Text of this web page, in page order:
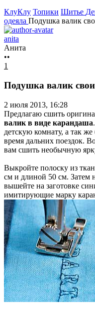
КлуКлу Топики Шитье
одеяла Подушка валик
anita
Анита
••
1
Подушка валик
2 июля 2013, 16:28
Предлагаю сшить
валик в виде карандаша
детскую комнату, а так
время дальних поездок.
вам сшить необычную
Выкройте полоску из
см и длиной 50 см.
вышейте на заготовке
имитирующие марку